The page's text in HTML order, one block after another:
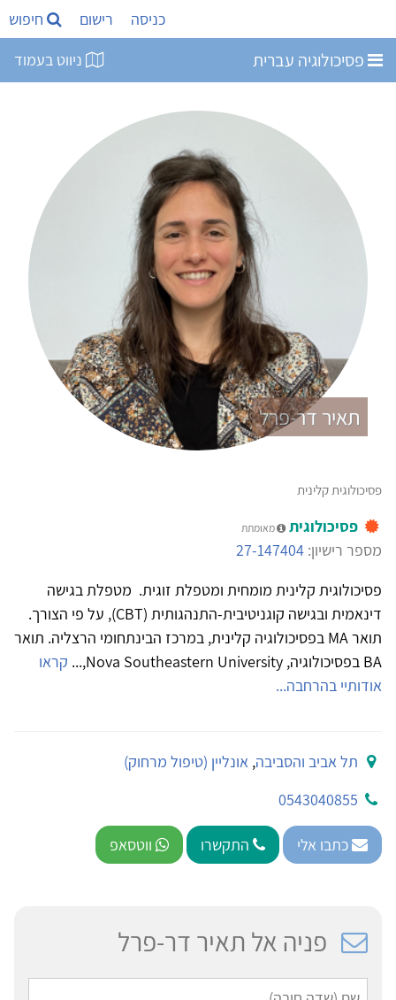
כניסה רישום חיפוש
פסיכולוגיה עברית ניווט בעמוד
תאיר דר-פרל
פסיכולוגית קלינית
פסיכולוגית מאומתת
מספר רישיון: 27-147404
פסיכולוגית קלינית מומחית ומטפלת זוגית. מטפלת בגישה
דינאמית ובגישה קוגניטיבית-התנהגותית (CBT), על פי הצורך.
תואר MA בפסיכולוגיה קלינית, במרכז הבינתחומי הרצליה. תואר
BA בפסיכולוגיה, Nova Southeastern University,...
קראו
אודותיי בהרחבה...
תל אביב והסביבה,אונליין (טיפול מרחוק)
0543040855
כתבו אלי התקשרו ווטסאפ
פניה אל תאיר דר-פרל